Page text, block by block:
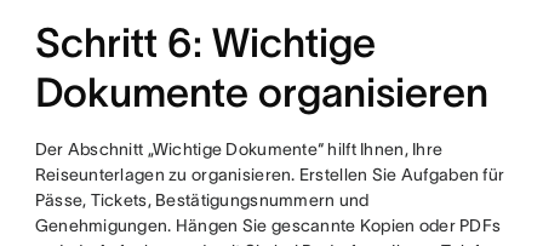
Schritt 6: Wichtige
Dokumente organisieren
Der Abschnitt „Wichtige Dokumente“ hilft Ihnen, Ihre
Reiseunterlagen zu organisieren. Erstellen Sie Aufgaben für
Pässe, Tickets, Bestätigungsnummern und
Genehmigungen. Hängen Sie gescannte Kopien oder PDFs